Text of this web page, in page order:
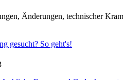
Änderungen, technischer Kram
gesucht? So geht's!